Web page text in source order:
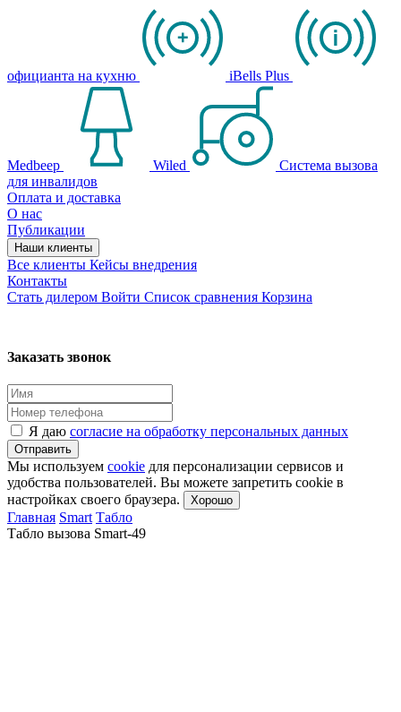
официанта на кухню iBells Plus
Medbeep Wiled
Система вызова
для инвалидов
Оплата и доставка
О нас
Публикации
Наши клиенты
Все клиенты Кейсы внедрения
Контакты
Стать дилером Войти Список сравнения Корзина
Заказать звонок
Я даю согласие на обработку персональных данных
Отправить
Мы используем cookie для персонализации сервисов и
удобства пользователей. Вы можете запретить cookie в
настройках своего браузера.
Хорошо
Главная Smart Табло
Табло вызова Smart-49